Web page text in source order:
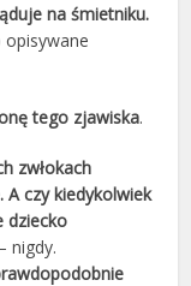
na śmietniku.
tego zjawiska.
zwłokach
czy kiedykolwiek
dziecko
nigdy.